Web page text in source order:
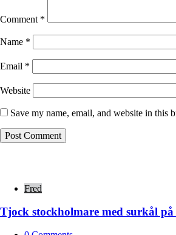
Comment *
Name *
Email *
Website
Save my name, email, and website in this
Fred
Tjock stockholmare med surkål